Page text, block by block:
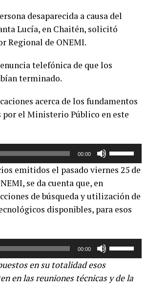
desaparecida a causa del
Lucía, en Chaitén, solicitó
Regional de ONEMI.
telefónica de que los
terminado.
acerca de los fundamentos
el Ministerio Público en este
00:00
teclas
flecha
arriba/abajo
volumen.
emitidos el pasado viernes 25 de
se da cuenta que, en
de búsqueda y utilización de
disponibles, para esos
00:00
de
en su totalidad esos
en las reuniones técnicas y de la